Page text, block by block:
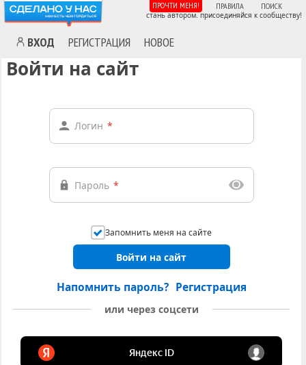
ВХОД РЕГИСТРАЦИЯ НОВОЕ
ПРОЧТИ МЕНЯ! ПРАВИЛА ПОИСК
стань автором. присоединяйся к сообществу!
Войти на сайт
Логин *
Пароль *
Запомнить меня на сайте
Войти на сайт
Напомнить пароль? Регистрация
или через соцсети